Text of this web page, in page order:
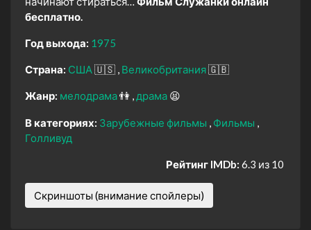
бесплатно.
Год выхода: 1975
Страна: США🇺🇸 Великобритания🇬🇧
Жанр: мелодрама👫 драма 😫
В категориях: Зарубежные фильмы
Фильмы
Голливуд
Рейтинг IMDb: 6.3 из 10
Скриншоты (внимание спойлеры)